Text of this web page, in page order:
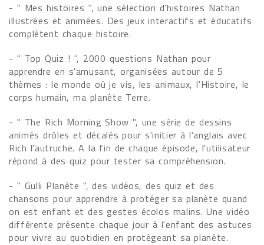
- " Mes histoires ", une sélection d'histoires Nathan
illustrées et animées. Des jeux interactifs et éducatifs
complètent chaque histoire.
- " Top Quiz ! ", 2000 questions Nathan pour
apprendre en s'amusant, organisées autour de 5
thèmes : le monde où je vis, les animaux, l'Histoire, le
corps humain, ma planète Terre.
- " The Rich Morning Show ", une série de dessins
animés drôles et décalés pour s'initier à l'anglais avec
Rich l'autruche. A la fin de chaque épisode, l'utilisateur
répond à des quiz pour tester sa compréhension.
- " Gulli Planète ", des vidéos, des quiz et des
chansons pour apprendre à protéger sa planète quand
on est enfant et des gestes écolos malins. Une vidéo
différente présente chaque jour à l'enfant des astuces
pour vivre au quotidien en protégeant sa planète.